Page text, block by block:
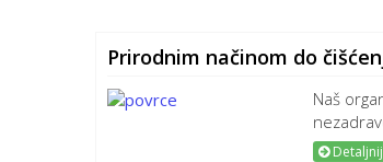
Prirodnim načinom do
Naš